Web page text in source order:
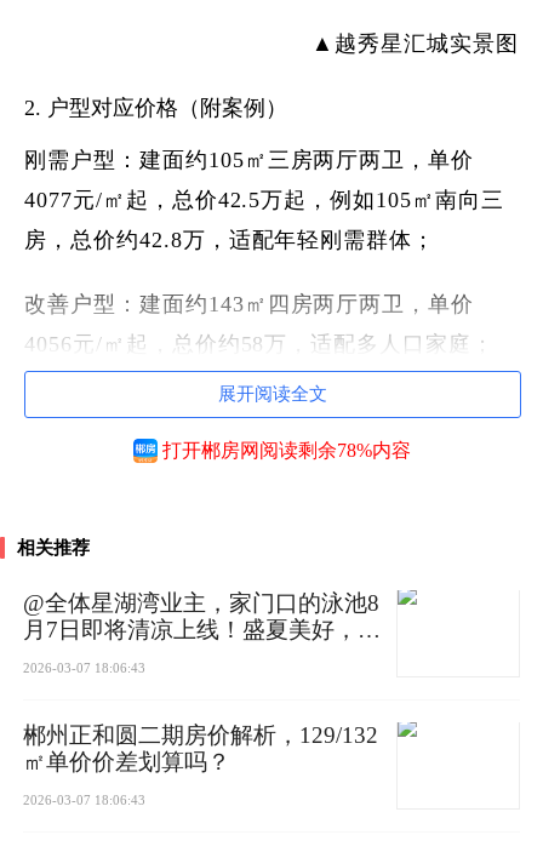
▲越秀星汇城实景图
2. 户型对应价格（附案例）
刚需户型： 建面约105㎡三房两厅两卫，单价
4077元/㎡起，总价42.5万起，例如105㎡南向三
房，总价约42.8万，适配年轻刚需群体；
改善户型： 建面约143㎡四房两厅两卫，单价
4056元/㎡起，总价约58万，适配多人口家庭；
精装户型：部分豪华精装房源，建面105㎡三房
总价约43.9万，单价4181元/㎡，实现拎包入住，
3. 价格差异原因
楼层差异：低楼层单价偏低（4047元/㎡起），中
高楼层单价稍高（不超过4462元/㎡），楼间距适
户型差异：刚需小三房单价略低，改善四房及精
装户型单价稍高，核心差异在于空间尺度与装修
展开阅读全文
打开郴房网阅读剩余78%内容
相关推荐
@全体星湖湾业主，家门口的泳池8
月7日即将清凉上线！盛夏美好，下
2026-03-07 18:06:43
郴州正和圆二期房价解析，129/132
㎡单价价差划算吗？
2026-03-07 18:06:43